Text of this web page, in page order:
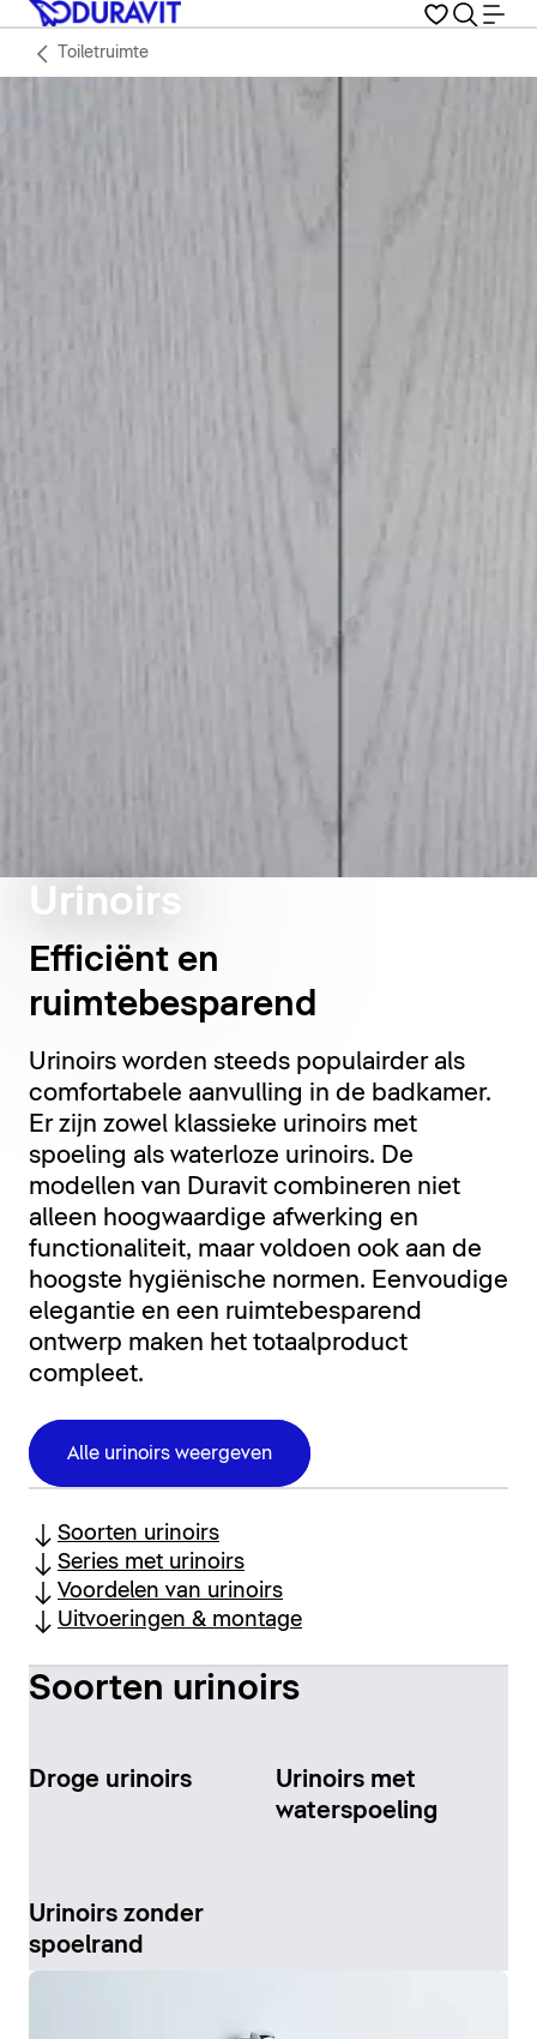
Toiletruimte
Urinoirs
Efficiënt en
ruimtebesparend
Urinoirs worden steeds populairder als
comfortabele aanvulling in de badkamer.
Er zijn zowel klassieke urinoirs met
spoeling als waterloze urinoirs. De
modellen van Duravit combineren niet
alleen hoogwaardige afwerking en
functionaliteit, maar voldoen ook aan de
hoogste hygiënische normen. Eenvoudige
elegantie en een ruimtebesparend
ontwerp maken het totaalproduct
compleet.
Alle urinoirs weergeven
Soorten urinoirs
Series met urinoirs
Voordelen van urinoirs
Uitvoeringen & montage
Soorten urinoirs
Droge urinoirs
Urinoirs met
waterspoeling
Urinoirs zonder
spoelrand